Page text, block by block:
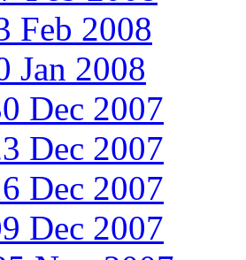
Feb 2008
Jan 2008
Dec 2007
Dec 2007
Dec 2007
Dec 2007